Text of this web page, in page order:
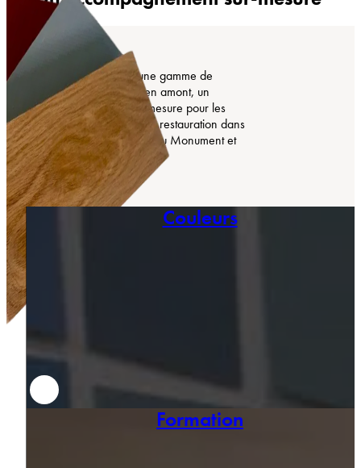
COMTESS propose une gamme de
produits, mais surtout, en amont, un
accompagnement sur-mesure pour les
projets de création et de restauration dans
les univers du Bâtiment, du Monument et
de la « Haute-Peinture ».
Couleurs
Formation